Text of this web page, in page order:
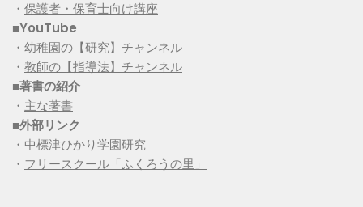
・ 保護者・保育士向け講座
■YouTube
・ 幼稚園の【研究】チャンネル
・ 教師の【指導法】チャンネル
■著書の紹介
・ 主な著書
■外部リンク
・ 中標津ひかり学園研究
・ フリースクール「ふくろうの里」